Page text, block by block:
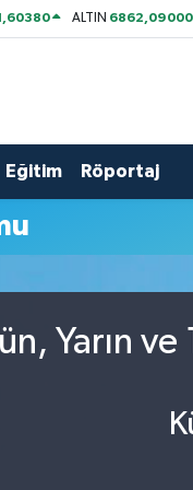
ALTIN 6862,09000
Eğitim Röportaj
Yarın